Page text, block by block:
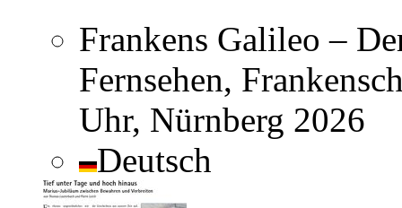
Frankens Galileo –
Fernsehen,
Uhr, Nürnberg 2026
Deutsch